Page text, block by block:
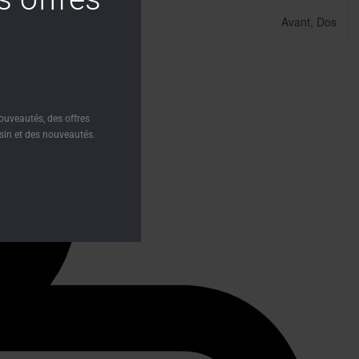
Avant, Dos
des offres
et des nouveautés.